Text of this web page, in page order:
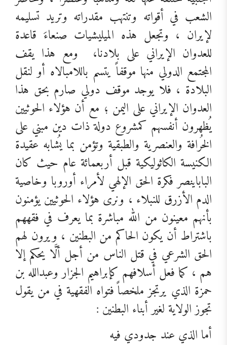
الشعب في أقواته وتنتهب مقدراته وتريد تسليمه
لإيران ، وتجعل هذه الميليشيات صنعاءَ قاعدة
للعدوان الإيراني على بلادنا، ومع هذا يقف
المجتمع الدولي منها موقفاً يتسم باللامبالاه أو لنقل
البلادة ، فلا يوجد موقف دولي صارم بحق هذا
العدوان الإيراني على اليمن ؛ مع أن هؤلاء الحوثيين
يُظهرون أنفسهم كمشروع دولة ذات دين مبني على
الخُرافة والعنصرية والطبقية وتؤمن بما يُشابه عقيدة
الكنيسة الكاثوليكية قبل أربعمائة عام حيث كان
الباباينصر فكرة الحق الإلهي لأمراء أوروبا وخاصية
الدم الأزرق للنبلاء ، ونرى هؤلاء الحوثيين يؤمنون
بأنهم معينون من الله مباشرة بما يعرف في فقههم
باشتراط أن يكون الحاكم من البطنين ، ويرون لهم
الحق الشرعي في قتل الناس من أجل ألَّا يحكم إلا
هم ، كما فعل أسلافهم كإبراهيم الجزار وعبدالله بن
حمزة الذي يرتجز ملخصاً فتواه الفقهية في من يقول
تجوز الولاية لغير أبناء البطنين :
أما الذي عند جدودي فيه